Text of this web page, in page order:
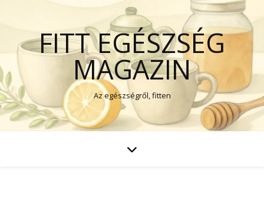
FITT EGÉSZSÉG
MAGAZIN
Az egészségről, fitten